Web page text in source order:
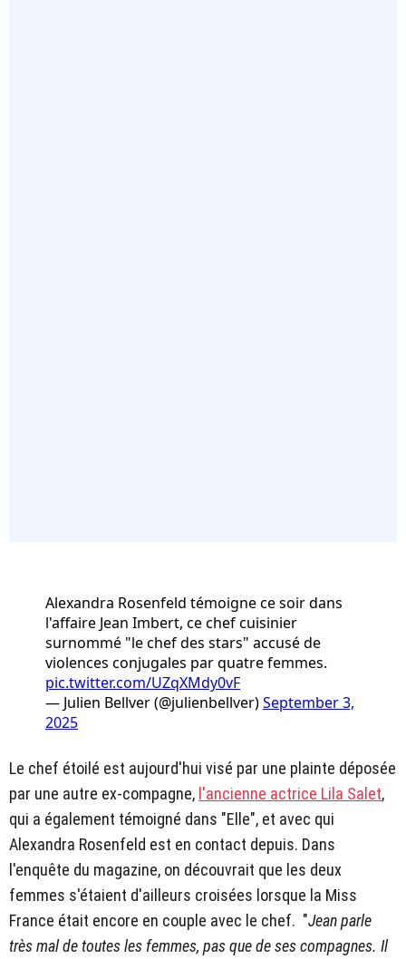
Alexandra Rosenfeld témoigne ce soir dans
l'affaire Jean Imbert, ce chef cuisinier
surnommé "le chef des stars" accusé de
violences conjugales par quatre femmes.
pic.twitter.com/UZqXMdy0vF
— Julien Bellver (@julienbellver)September 3,
2025
Le chef étoilé est aujourd'hui visé par une plainte déposée
par une autre ex-compagne, l'ancienne actrice Lila Salet,
qui a également témoigné dans "Elle", et avec qui
Alexandra Rosenfeld est en contact depuis. Dans
l'enquête du magazine, on découvrait que les deux
femmes s'étaient d'ailleurs croisées lorsque la Miss
France était encore en couple avec le chef. "Jean parle
très mal de toutes les femmes, pas que de ses compagnes. Il